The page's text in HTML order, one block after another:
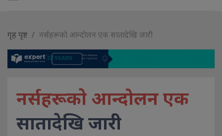
गृह पृष्ट नर्सहरूकाे आन्दोलन एक सातादेखि जारी
नर्सहरूकाे आन्दोलन एक
सातादेखि जारी